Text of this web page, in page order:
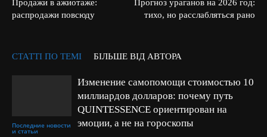
Продажи в ажиотаже:
распродажи повсюду
Прогноз ураганов на 2026 год:
тихо, но расслабляться рано
СТАТТІ ПО ТЕМІ БІЛЬШЕ ВІД АВТОРА
Последние новости
и статьи
Изменение самопомощи стоимостью 10
миллиардов долларов: почему путь
QUINTESSENCE ориентирован на
эмоции, а не на гороскопы